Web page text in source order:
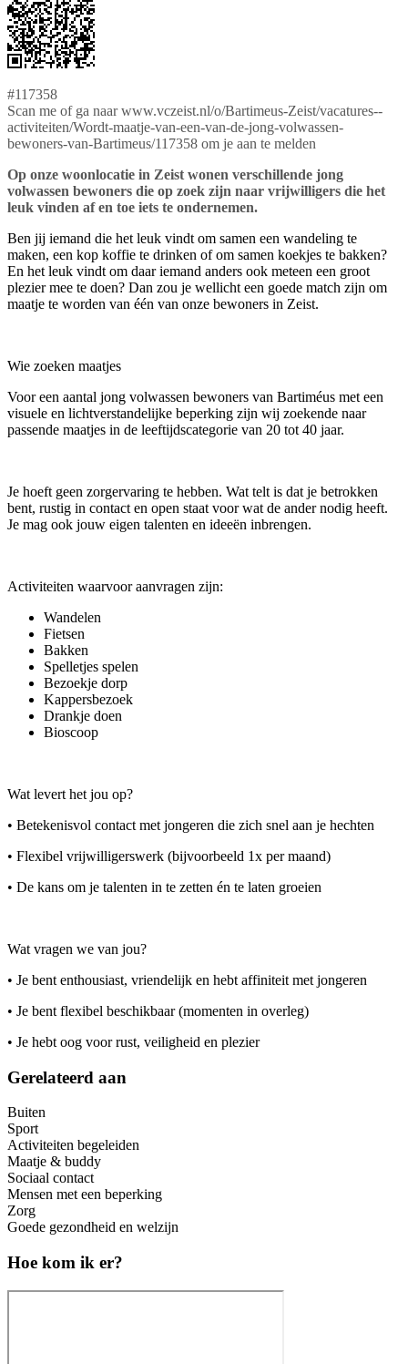
#117358
Scan me of ga naar www.vczeist.nl/o/Bartimeus-Zeist/vacatures--
activiteiten/Wordt-maatje-van-een-van-de-jong-volwassen-
bewoners-van-Bartimeus/117358 om je aan te melden
Op onze woonlocatie in Zeist wonen verschillende jong
volwassen bewoners die op zoek zijn naar vrijwilligers die het
leuk vinden af en toe iets te ondernemen.
Ben jij iemand die het leuk vindt om samen een wandeling te
maken, een kop koffie te drinken of om samen koekjes te bakken?
En het leuk vindt om daar iemand anders ook meteen een groot
plezier mee te doen? Dan zou je wellicht een goede match zijn om
maatje te worden van één van onze bewoners in Zeist.
Wie zoeken maatjes
Voor een aantal jong volwassen bewoners van Bartiméus met een
visuele en lichtverstandelijke beperking zijn wij zoekende naar
passende maatjes in de leeftijdscategorie van 20 tot 40 jaar.
Je hoeft geen zorgervaring te hebben. Wat telt is dat je betrokken
bent, rustig in contact en open staat voor wat de ander nodig heeft.
Je mag ook jouw eigen talenten en ideeën inbrengen.
Activiteiten waarvoor aanvragen zijn:
Wandelen
Fietsen
Bakken
Spelletjes spelen
Bezoekje dorp
Kappersbezoek
Drankje doen
Bioscoop
Wat levert het jou op?
• Betekenisvol contact met jongeren die zich snel aan je hechten
• Flexibel vrijwilligerswerk (bijvoorbeeld 1x per maand)
• De kans om je talenten in te zetten én te laten groeien
Wat vragen we van jou?
• Je bent enthousiast, vriendelijk en hebt affiniteit met jongeren
• Je bent flexibel beschikbaar (momenten in overleg)
• Je hebt oog voor rust, veiligheid en plezier
Gerelateerd aan
Buiten
Sport
Activiteiten begeleiden
Maatje & buddy
Sociaal contact
Mensen met een beperking
Zorg
Goede gezondheid en welzijn
Hoe kom ik er?